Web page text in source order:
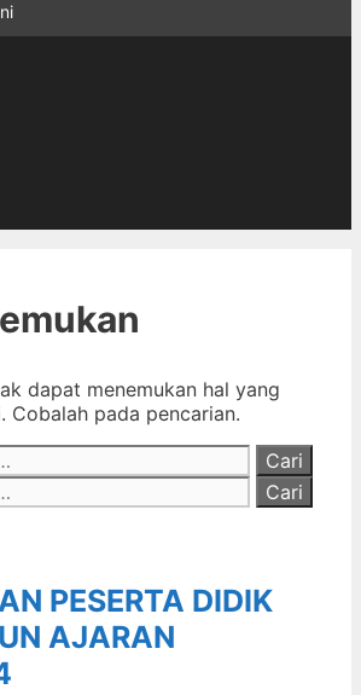
dapat menemukan hal yang
Cobalah pada pencarian.
PESERTA DIDIK
AJARAN